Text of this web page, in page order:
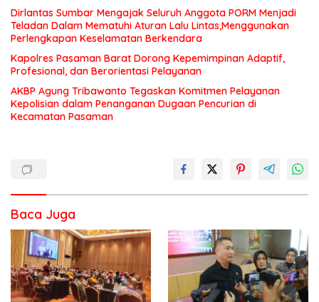
Dirlantas Sumbar Mengajak Seluruh Anggota PORM Menjadi
Teladan Dalam Mematuhi Aturan Lalu Lintas,Menggunakan
Perlengkapan Keselamatan Berkendara
Kapolres Pasaman Barat Dorong Kepemimpinan Adaptif,
Profesional, dan Berorientasi Pelayanan
AKBP Agung Tribawanto Tegaskan Komitmen Pelayanan
Kepolisian dalam Penanganan Dugaan Pencurian di
Kecamatan Pasaman
Baca Juga